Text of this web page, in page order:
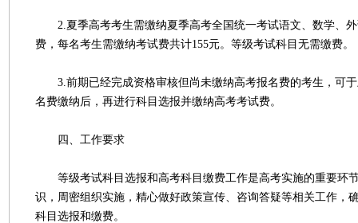
2.夏季高考考生需缴纳夏季高考全国统一考试语文、数学、外
费，每名考生需缴纳考试费共计155元。等级考试科目无需缴费。
3.前期已经完成资格审核但尚未缴纳高考报名费的考生，可于
名费缴纳后，再进行科目选报并缴纳高考考试费。
四、工作要求
等级考试科目选报和高考科目缴费工作是高考实施的重要环
识，周密组织实施，精心做好政策宣传、咨询答疑等相关工作，
科目选报和缴费。